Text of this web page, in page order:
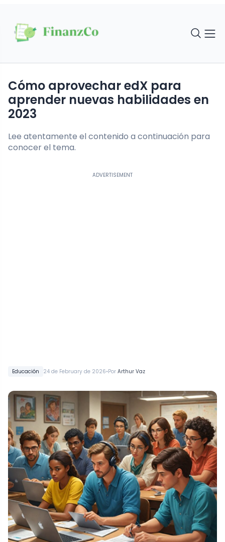
Educación 24 de February de 2026•Por Arthur Vaz
Cómo aprovechar edX para
aprender nuevas habilidades en
2023
Lee atentamente el contenido a continuación para
conocer el tema.
ADVERTISEMENT